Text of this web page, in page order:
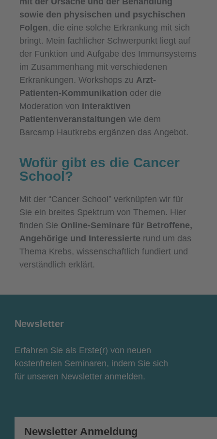
sowie den physischen und psychischen
Folgen, die eine solche Erkrankung mit sich
bringt. Mein fachlicher Schwerpunkt liegt auf
der Funktion und Aufgabe des Immunsystems
im Zusammenhang mit verschiedenen
Erkrankungen. Workshops zu Arzt-
Patienten-Kommunikation oder die
Moderation von interaktiven
Patientenveranstaltungen wie dem
Barcamp Hautkrebs ergänzen das Angebot.
Wofür gibt es die Cancer
School?
Mit der “Cancer School” verknüpfen wir für
Sie ein breites Spektrum von Themen. Hier
finden Sie Online-Seminare für Betroffene,
Angehörige und Interessierte rund um das
Thema Krebs, wissenschaftlich fundiert und
verständlich erklärt.
Newsletter
Erfahren Sie als Erste(r) von neuen
kostenfreien Seminaren, indem Sie sich
für unseren Newsletter anmelden.
Newsletter Anmeldung